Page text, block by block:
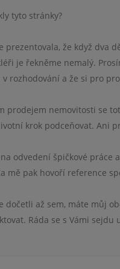
tyto stránky?
prezentovala, že když dva
je řekněme nemalý.
v rozhodování a že si pro
prodejem nemovitosti se
krok podceňovat. Ani
odvedení špičkové práce
mě pak hovoří reference
dočetli až sem, máte můj
Ráda se s Vámi sejdu